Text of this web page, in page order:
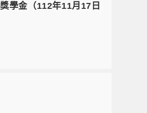
學金（112年11月17日